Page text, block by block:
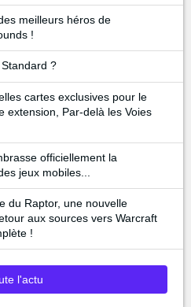
meilleurs héros de
!
?
cartes exclusives pour le
extension, Par-delà les Voies
officiellement la
jeux mobiles...
du Raptor, une nouvelle
aux sources vers Warcraft
!
l'actu